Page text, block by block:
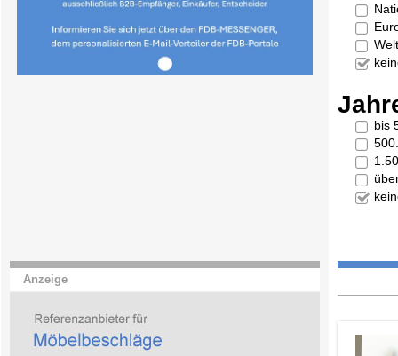
Anzeige
bis